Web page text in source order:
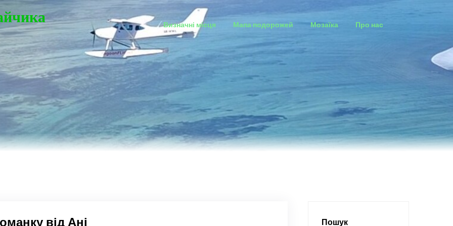
Визначні місця Мапа подорожей Мозаїка Про нас
від Ані Пошук